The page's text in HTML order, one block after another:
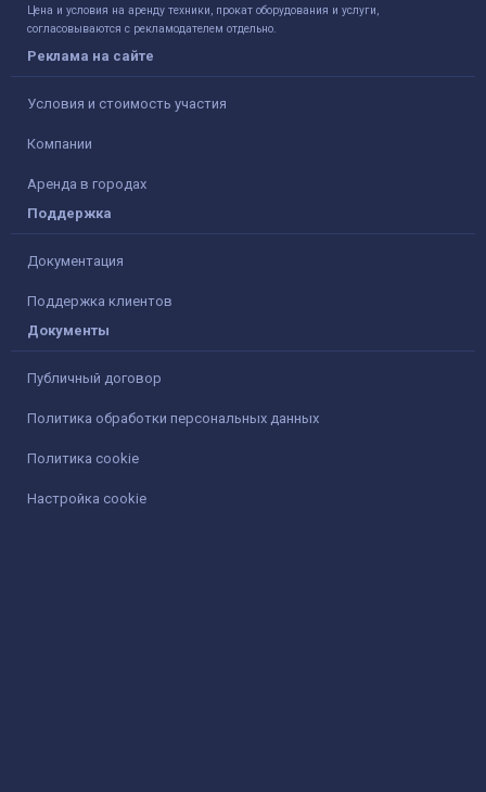
Цена и условия на аренду техники, прокат оборудования и услуги,
согласовываются с рекламодателем отдельно.
Реклама на сайте
Условия и стоимость участия
Компании
Аренда в городах
Поддержка
Документация
Поддержка клиентов
Документы
Публичный договор
Политика обработки персональных данных
Политика cookie
Настройка cookie